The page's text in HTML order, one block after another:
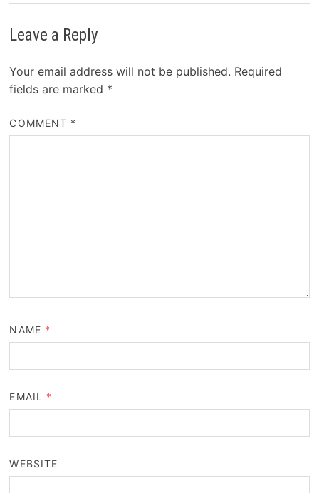
Leave a Reply
Your email address will not be published. Required
fields are marked *
COMMENT *
NAME *
EMAIL *
WEBSITE